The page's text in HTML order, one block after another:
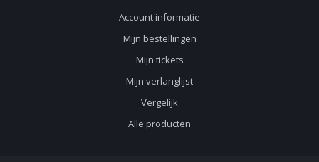
Account informatie
Mijn bestellingen
Mijn tickets
Mijn verlanglijst
Vergelijk
Alle producten